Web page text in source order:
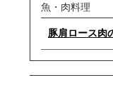
魚・肉料理
豚肩ロース肉